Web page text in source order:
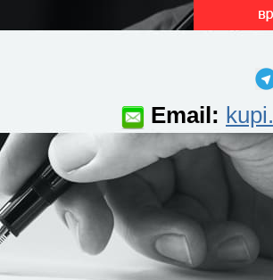
Email: